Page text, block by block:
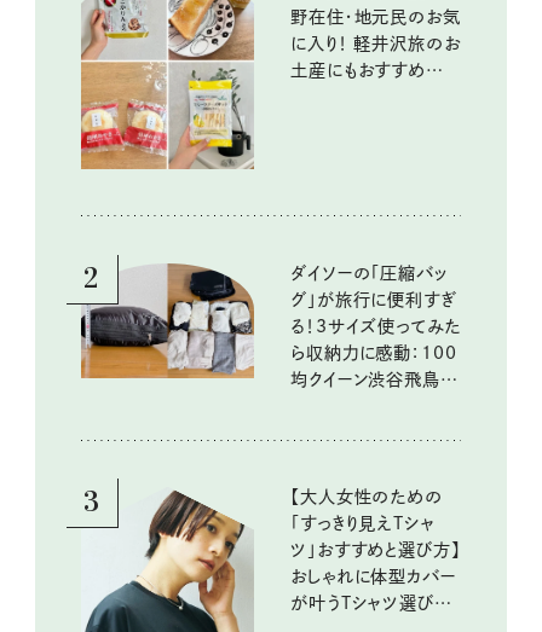
野在住・地元民のお気
に入り！ 軽井沢旅のお
土産にもおすすめのお
2
ダイソーの「圧縮バッ
グ」が旅行に便利すぎ
る！3サイズ使ってみた
ら収納力に感動：100
均クイーン渋谷飛鳥の
3
【大人女性のための
「すっきり見えTシャ
ツ」おすすめと選び方】
おしゃれに体型カバー
が叶うTシャツ選びの